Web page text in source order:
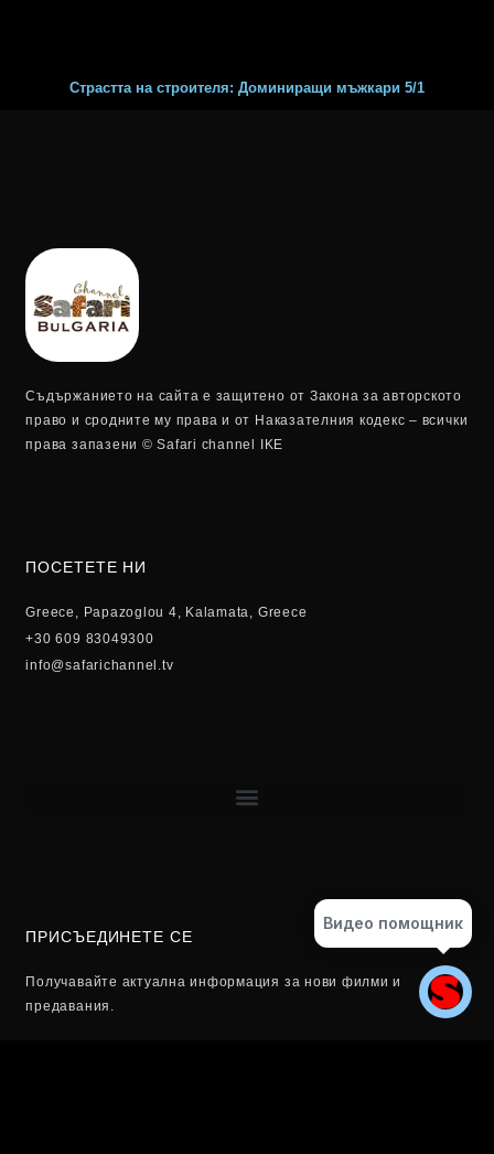
Страстта на строителя: Доминиращи мъжкари 5/1
Съдържанието на сайта е защитено от Закона за авторското
право и сродните му права и от Наказателния кодекс – всички
права запазени © Safari channel IKE
ПОСЕТЕТЕ НИ
Greece, Papazoglou 4, Kalamata, Greece
+30 609 83049300
info@safarichannel.tv
ПРИСЪЕДИНЕТЕ СЕ
Получавайте актуална информация за нови филми и
предавания.
Видео помощник